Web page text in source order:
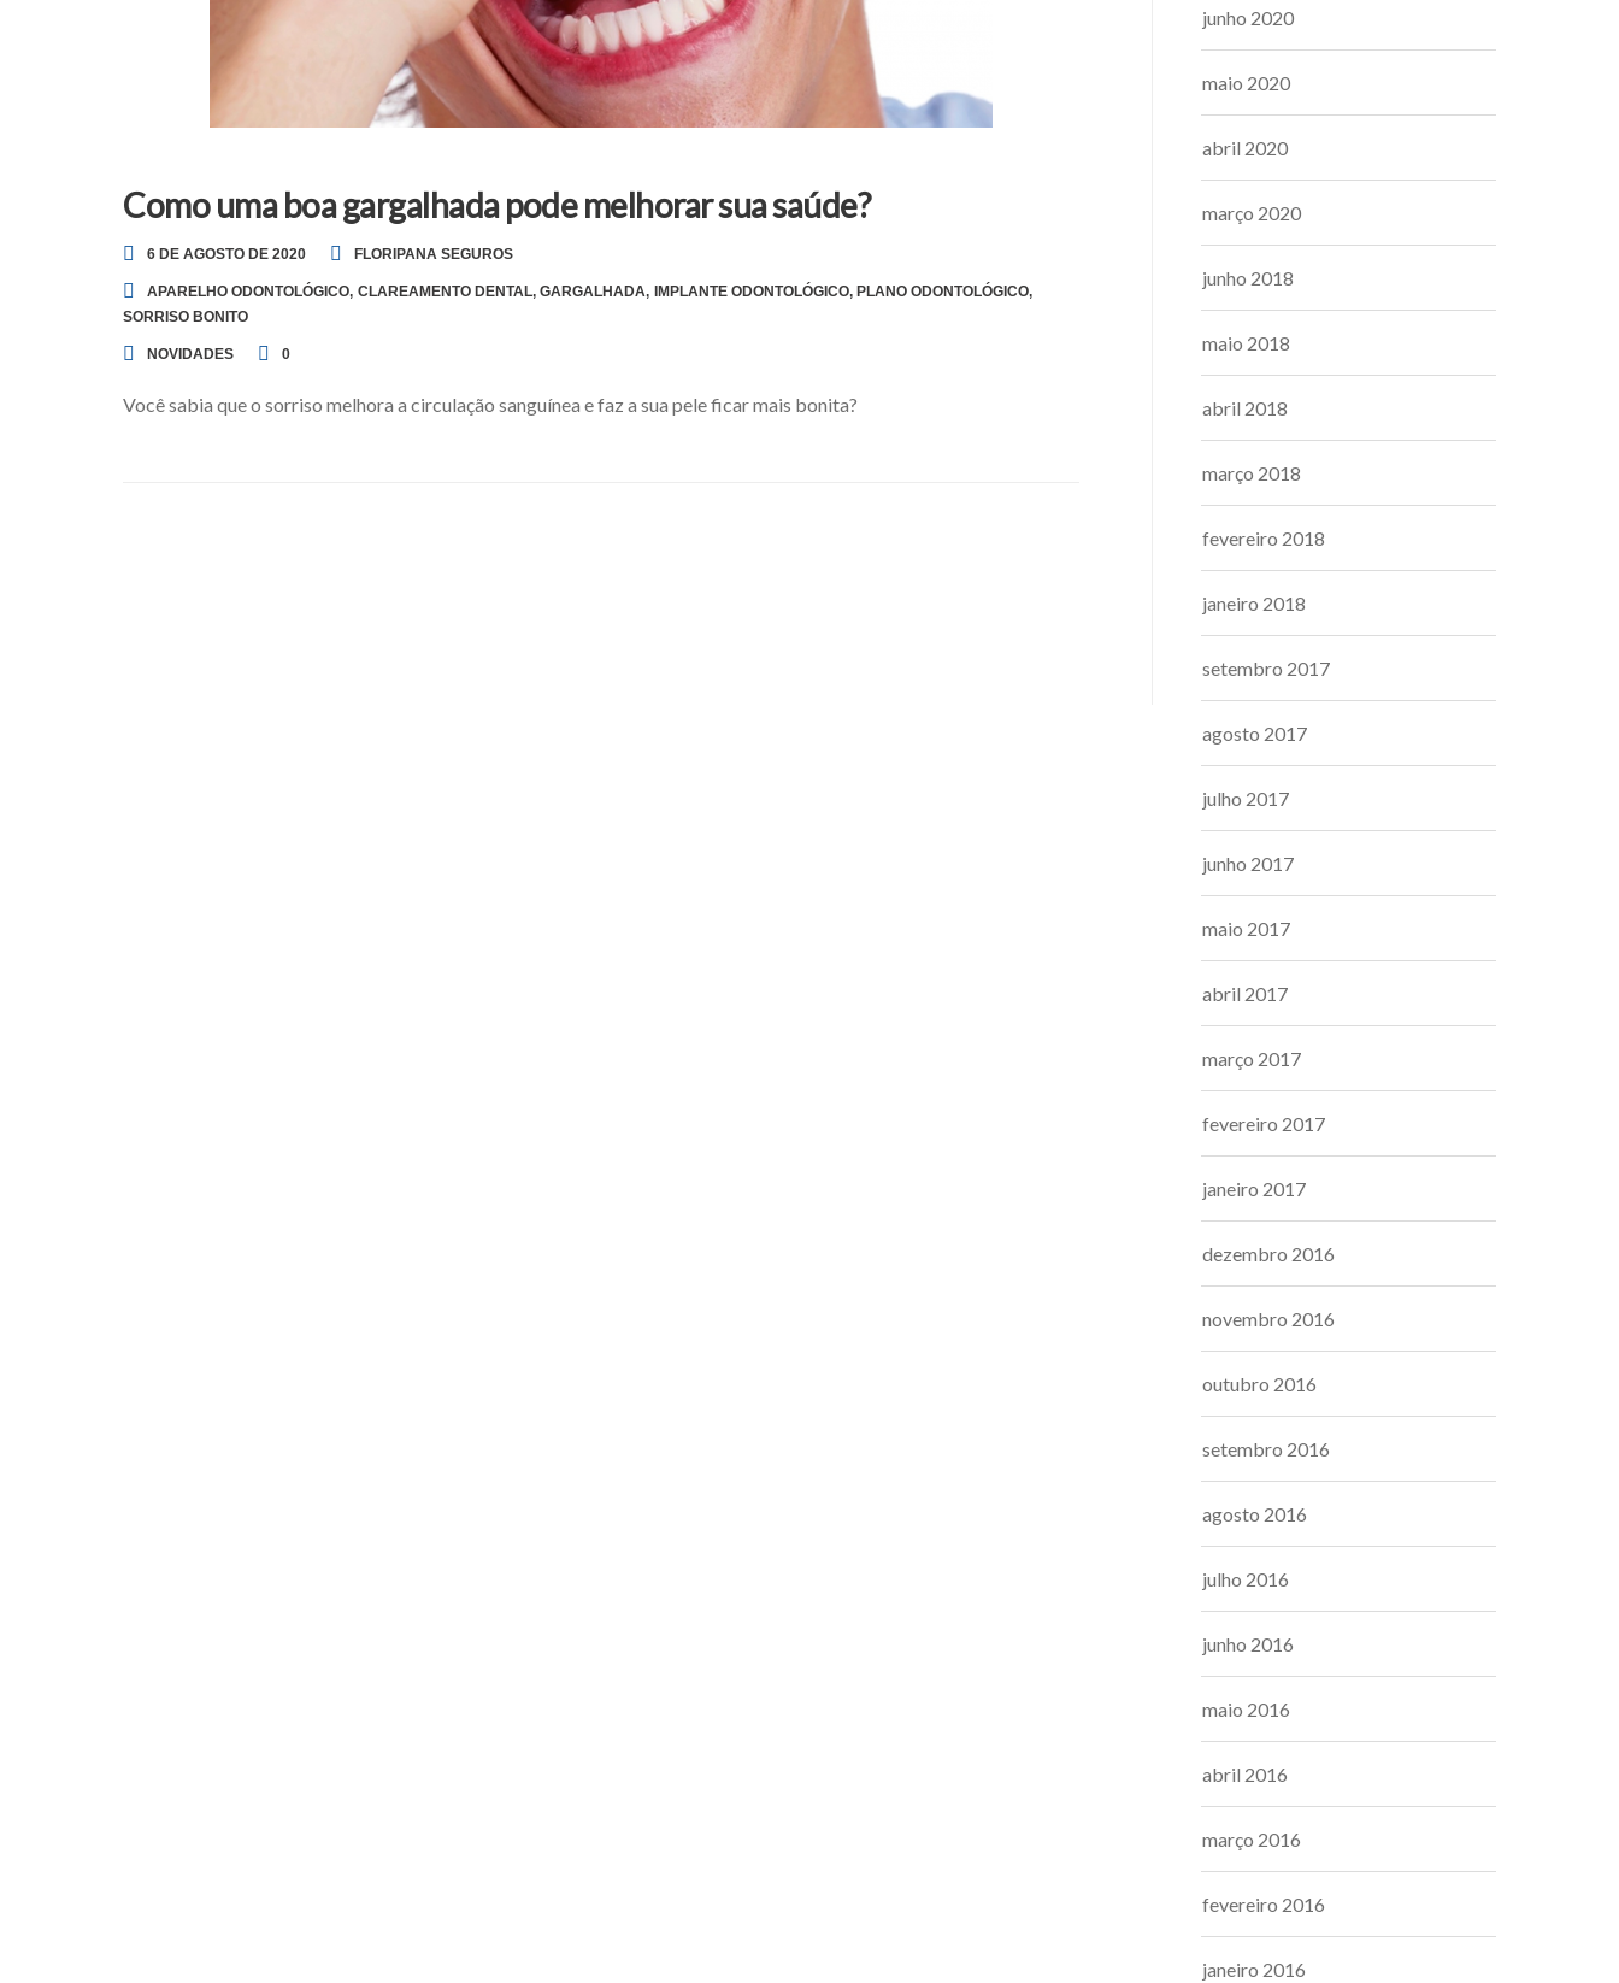
Como uma boa gargalhada pode melhorar sua saúde?
6 DE AGOSTO DE 2020 FLORIPANA SEGUROS
APARELHO ODONTOLÓGICO, CLAREAMENTO DENTAL, GARGALHADA, IMPLANTE ODONTOLÓGICO, PLANO ODONTOLÓGICO,
SORRISO BONITO
NOVIDADES 0
Você sabia que o sorriso melhora a circulação sanguínea e faz a sua pele ficar mais bonita?
junho 2020
maio 2020
abril 2020
março 2020
junho 2018
maio 2018
abril 2018
março 2018
fevereiro 2018
janeiro 2018
setembro 2017
agosto 2017
julho 2017
junho 2017
maio 2017
abril 2017
março 2017
fevereiro 2017
janeiro 2017
dezembro 2016
novembro 2016
outubro 2016
setembro 2016
agosto 2016
julho 2016
junho 2016
maio 2016
abril 2016
março 2016
fevereiro 2016
janeiro 2016